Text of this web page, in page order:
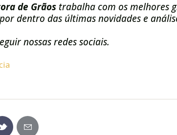
de Grãos trabalha com os melhores
dentro das últimas novidades e
nossas redes sociais.